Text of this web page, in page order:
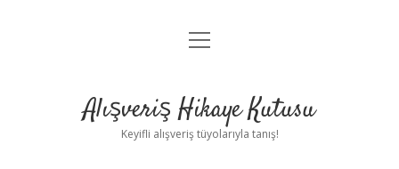
Anasayfa
Yasal Uyarı
menüyü
Alışveriş Hikaye Kutusu
Keyifli alışveriş tüyolarıyla tanış!